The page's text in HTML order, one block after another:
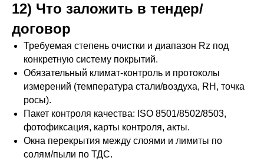
12) Что заложить в тендер/
договор
Требуемая степень очистки и диапазон Rz под
конкретную систему покрытий.
Обязательный климат-контроль и протоколы
измерений (температура стали/воздуха, RH, точка
росы).
Пакет контроля качества: ISO 8501/8502/8503,
фотофиксация, карты контроля, акты.
Окна перекрытия между слоями и лимиты по
солям/пыли по ТДС.